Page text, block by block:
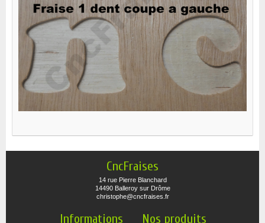
CncFraises
14 rue Pierre Blanchard
14490 Balleroy sur Drôme
christophe@cncfraises.fr
Informations Nos produits